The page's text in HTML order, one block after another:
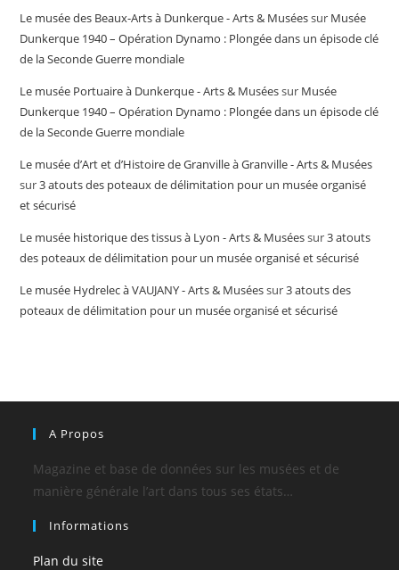
Le musée des Beaux-Arts à Dunkerque - Arts & Muséessur Musée
Dunkerque 1940 – Opération Dynamo : Plongée dans un épisode clé
de la Seconde Guerre mondiale
Le musée Portuaire à Dunkerque - Arts & Muséessur Musée
Dunkerque 1940 – Opération Dynamo : Plongée dans un épisode clé
de la Seconde Guerre mondiale
Le musée d’Art et d’Histoire de Granville à Granville - Arts & Musées
sur3 atouts des poteaux de délimitation pour un musée organisé
et sécurisé
Le musée historique des tissus à Lyon - Arts & Muséessur3 atouts
des poteaux de délimitation pour un musée organisé et sécurisé
Le musée Hydrelec à VAUJANY - Arts & Muséessur3 atouts des
poteaux de délimitation pour un musée organisé et sécurisé
A Propos
Magazine et base de données sur les musées et de
manière générale l’art dans tous ses états…
Informations
Plan du site